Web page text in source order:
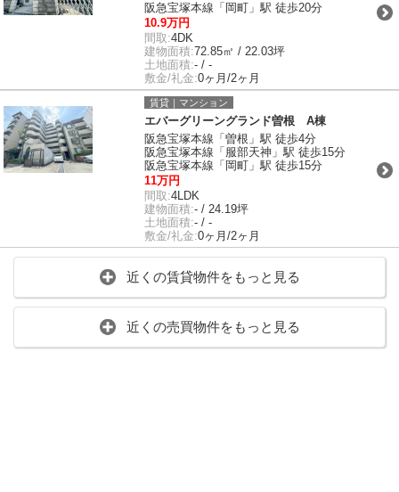
阪急宝塚本線「岡町」駅 徒歩20分
10.9万円
間取:4DK
建物面積:72.85㎡ / 22.03坪
土地面積:- / -
敷金/礼金:0ヶ月/2ヶ月
賃貸｜マンション
エバーグリーングランド曽根 A棟
阪急宝塚本線「曽根」駅 徒歩4分
阪急宝塚本線「服部天神」駅 徒歩15分
阪急宝塚本線「岡町」駅 徒歩15分
11万円
間取:4LDK
建物面積:- / 24.19坪
土地面積:- / -
敷金/礼金:0ヶ月/2ヶ月
近くの賃貸物件をもっと見る
近くの売買物件をもっと見る